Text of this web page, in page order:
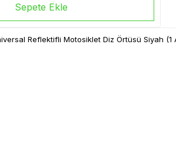
Sepete Ekle